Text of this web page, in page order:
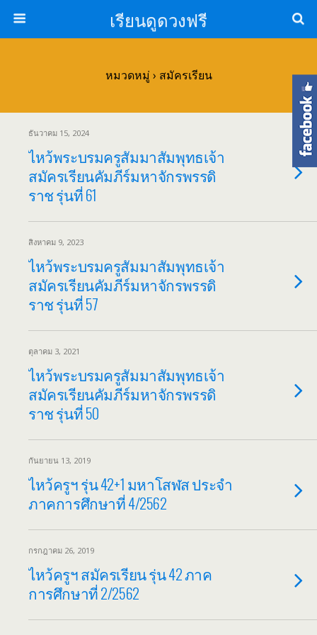
เรียนดูดวงฟรี
หมวดหมู่ › สมัครเรียน
ธันวาคม 15, 2024
ไหว้พระบรมครูสัมมาสัมพุทธเจ้า
สมัครเรียนคัมภีร์มหาจักรพรรดิ
ราช รุ่นที่ 61
สิงหาคม 9, 2023
ไหว้พระบรมครูสัมมาสัมพุทธเจ้า
สมัครเรียนคัมภีร์มหาจักรพรรดิ
ราช รุ่นที่ 57
ตุลาคม 3, 2021
ไหว้พระบรมครูสัมมาสัมพุทธเจ้า
สมัครเรียนคัมภีร์มหาจักรพรรดิ
ราช รุ่นที่ 50
กันยายน 13, 2019
ไหว้ครูฯ รุ่น 42+1 มหาโสฬส ประจำ
ภาคการศึกษาที่ 4/2562
กรกฎาคม 26, 2019
ไหว้ครูฯ สมัครเรียน รุ่น 42 ภาค
การศึกษาที่ 2/2562